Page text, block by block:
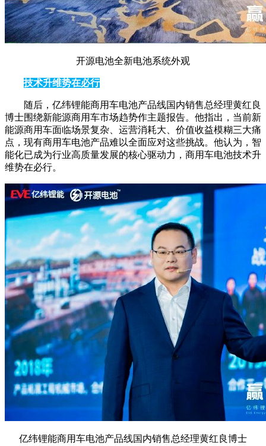
开源电池全新电池系统外观
技术升维势在必行
随后，亿纬锂能商用车电池产品线国内销售总经理黄红良
博士围绕新能源商用车市场趋势作主题报告。他指出，当前新
能源商用车面临场景复杂、运营消耗大、价值收益模糊三大痛
点，现有商用车电池产品难以全面应对这些挑战。他认为，智
能化已成为行业高质量发展的核心驱动力，商用车电池技术升
维势在必行。
亿纬锂能商用车电池产品线国内销售总经理黄红良博士